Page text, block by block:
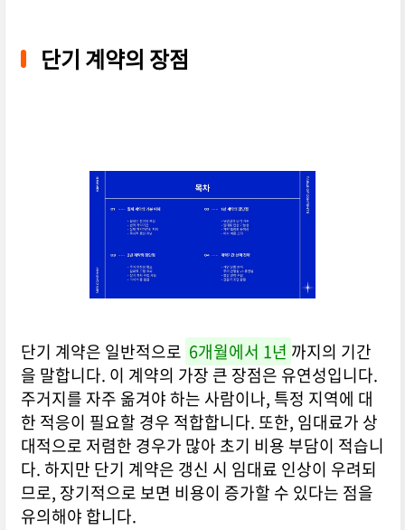
단기 계약의 장점
단기 계약은 일반적으로 6개월에서 1년 까지의 기간
을 말합니다. 이 계약의 가장 큰 장점은 유연성입니다.
주거지를 자주 옮겨야 하는 사람이나, 특정 지역에 대
한 적응이 필요할 경우 적합합니다. 또한, 임대료가 상
대적으로 저렴한 경우가 많아 초기 비용 부담이 적습니
다. 하지만 단기 계약은 갱신 시 임대료 인상이 우려되
므로, 장기적으로 보면 비용이 증가할 수 있다는 점을
유의해야 합니다.